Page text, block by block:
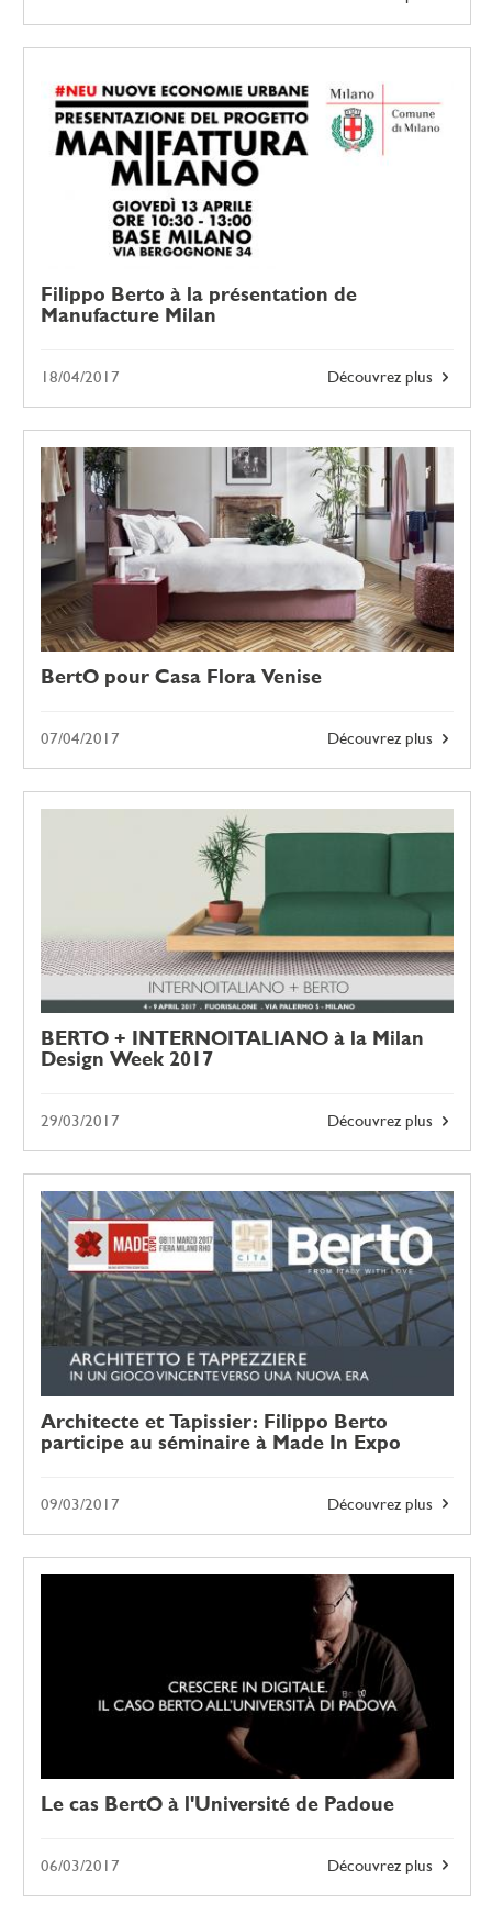
Filippo Berto à la présentation de
Manufacture Milan
Découvrez plus
18/04/2017
BertO pour Casa Flora Venise
Découvrez plus
07/04/2017
BERTO + INTERNOITALIANO à la Milan
Design Week 2017
Découvrez plus
29/03/2017
Architecte et Tapissier: Filippo Berto
participe au séminaire à Made In Expo
Découvrez plus
09/03/2017
Le cas BertO à l'Université de Padoue
Découvrez plus
06/03/2017